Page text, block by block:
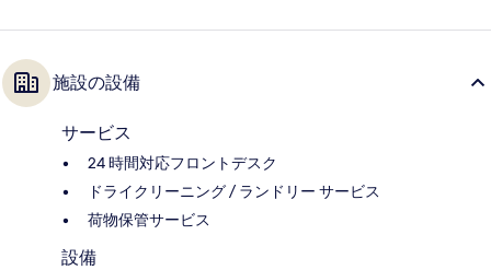
施設の設備
サービス
24 時間対応フロントデスク
ドライクリーニング / ランドリー サービス
荷物保管サービス
設備